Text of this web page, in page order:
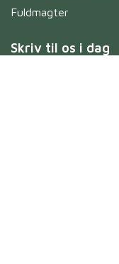
Fuldmagter
Skriv til os i dag